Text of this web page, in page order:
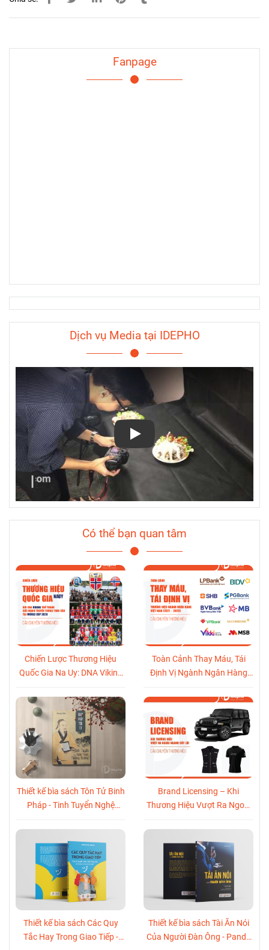
Fanpage
Dịch vụ Media tại IDEPHO
Play
Có thể bạn quan tâm
Chiến Lược Thương Hiệu
Quốc Gia Na Uy: DNA Viking
Thông Toàn Cầu Tại World
Cup 2026
Toàn Cảnh Thay Máu, Tái
Định Vị Ngành Ngân Hàng
Thiết kế bìa sách Tôn Tử Binh
Pháp - Tinh Tuyển Nghệ
Brand Licensing – Khi
Thương Hiệu Vượt Ra Ngoài
Thiết kế bìa sách Các Quy
Tắc Hay Trong Giao Tiếp -
Thiết kế bìa sách Tài Ăn Nói
Của Người Đàn Ông - Panda